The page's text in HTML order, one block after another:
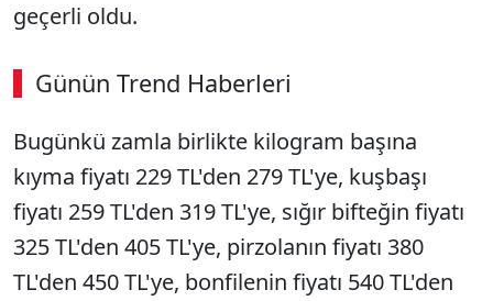
geçerli oldu.
Günün Trend Haberleri
00:02 / 08:06
Sesi Aç
Bugünkü zamla birlikte kilogram başına
kıyma fiyatı 229 TL'den 279 TL'ye, kuşbaşı
fiyatı 259 TL'den 319 TL'ye, sığır bifteğin fiyatı
325 TL'den 405 TL'ye, pirzolanın fiyatı 380
TL'den 450 TL'ye, bonfilenin fiyatı 540 TL'den